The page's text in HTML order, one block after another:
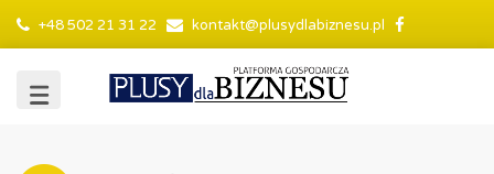
+48 502 21 31 22 kontakt@plusydlabiznesu.pl